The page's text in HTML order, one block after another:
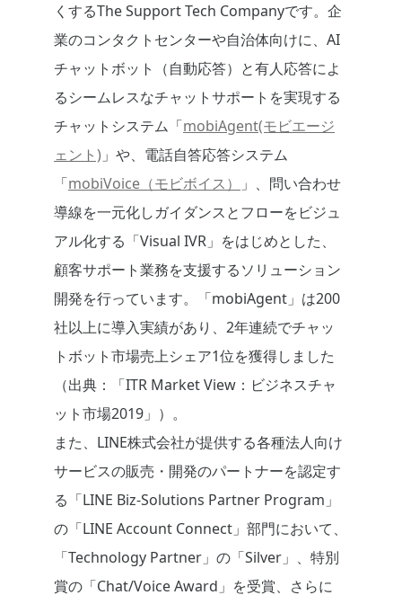
くするThe Support Tech Companyです。企
業のコンタクトセンターや自治体向けに、AI
チャットボット（自動応答）と有人応答によ
るシームレスなチャットサポートを実現する
チャットシステム「mobiAgent(モビエージ
ェント) 」や、電話自答応答システム
「mobiVoice（モビボイス）
」、問い合わせ
導線を一元化しガイダンスとフローをビジュ
アル化する「Visual IVR」をはじめとした、
顧客サポート業務を支援するソリューション
開発を行っています。「mobiAgent」は200
社以上に導入実績があり、2年連続でチャッ
トボット市場売上シェア1位を獲得しました
（出典：「ITR Market View：ビジネスチャ
ット市場2019」）。
また、LINE株式会社が提供する各種法人向け
サービスの販売・開発のパートナーを認定す
る「LINE Biz-Solutions Partner Program」
の「LINE Account Connect」部門において、
「Technology Partner」の「Silver」、特別
賞の「Chat/Voice Award」を受賞、さらに